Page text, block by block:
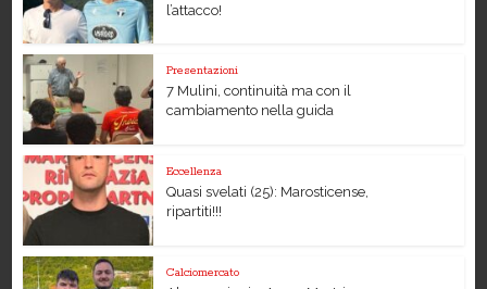
l’attacco!
Presentazioni
7 Mulini, continuità ma con il
cambiamento nella guida
Eccellenza
Quasi svelati (25): Marosticense,
ripartiti!!!
Calciomercato